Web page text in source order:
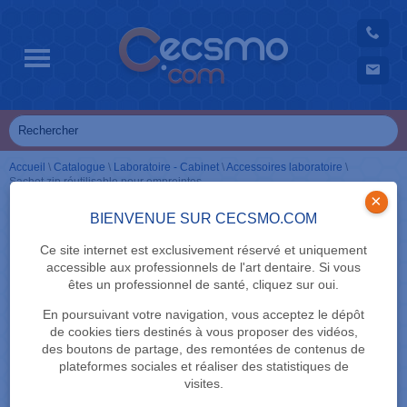
BIENVENUE SUR CECSMO.COM
Ce site internet est exclusivement réservé et uniquement
accessible aux professionnels de l'art dentaire. Si vous
êtes un professionnel de santé, cliquez sur oui.
En poursuivant votre navigation, vous acceptez le dépôt
de cookies tiers destinés à vous proposer des vidéos,
des boutons de partage, des remontées de contenus de
plateformes sociales et réaliser des statistiques de
visites.
×
Accueil \ Catalogue \ Laboratoire - Cabinet \Accessoires laboratoire \
Sachet zip réutilisable pour empreintes